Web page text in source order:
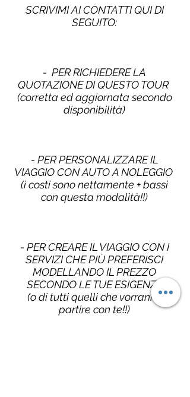
SCRIVIMI AI CONTATTI QUI DI
SEGUITO:
- PER RICHIEDERE LA
QUOTAZIONE DI QUESTO TOUR
(corretta ed aggiornata secondo
disponibilità)
- PER PERSONALIZZARE IL
VIAGGIO CON AUTO A NOLEGGIO
(i costi sono nettamente + bassi
con questa modalità!!)
- PER CREARE IL VIAGGIO CON I
SERVIZI CHE PIÙ PREFERISCI
MODELLANDO IL PREZZO
SECONDO LE TUE ESIGENZE
(o di tutti quelli che vorranno
partire con te!!)